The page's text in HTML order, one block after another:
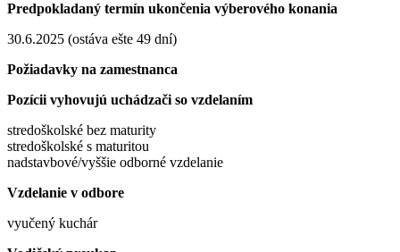
Predpokladaný termín ukončenia výberového konania
30.6.2025 (ostáva ešte 49 dní)
Požiadavky na zamestnanca
Pozícii vyhovujú uchádzači so vzdelaním
stredoškolské bez maturity
stredoškolské s maturitou
nadstavbové/vyššie odborné vzdelanie
Vzdelanie v odbore
vyučený kuchár